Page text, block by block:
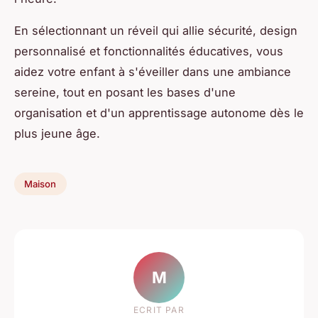
En sélectionnant un réveil qui allie sécurité, design
personnalisé et fonctionnalités éducatives, vous
aidez votre enfant à s'éveiller dans une ambiance
sereine, tout en posant les bases d'une
organisation et d'un apprentissage autonome dès le
plus jeune âge.
Maison
M
ECRIT PAR